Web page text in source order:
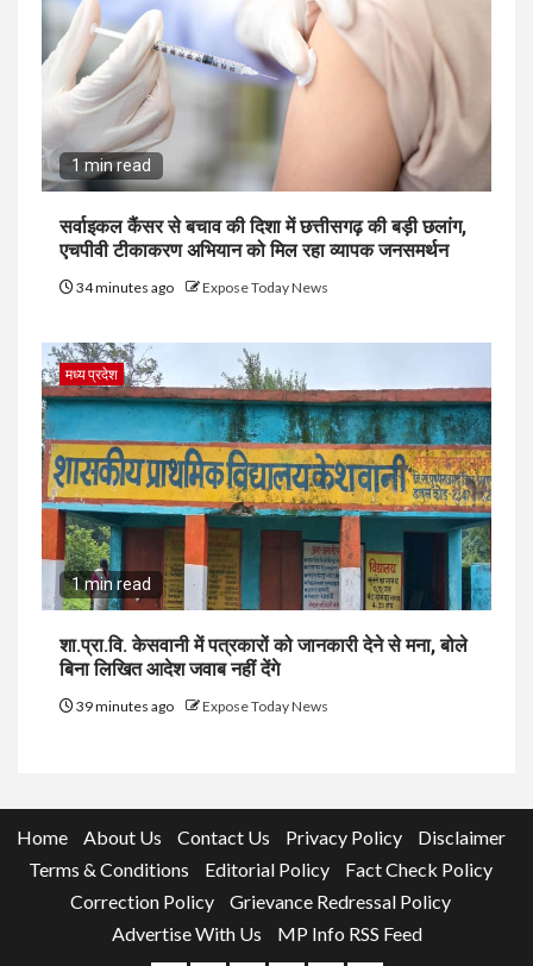
1 min read
सर्वाइकल कैंसर से बचाव की दिशा में छत्तीसगढ़ की बड़ी छलांग,
एचपीवी टीकाकरण अभियान को मिल रहा व्यापक जनसमर्थन
34 minutes ago Expose Today News
मध्य प्रदेश
1 min read
शा.प्रा.वि. केसवानी में पत्रकारों को जानकारी देने से मना, बोले
बिना लिखित आदेश जवाब नहीं देंगे
39 minutes ago Expose Today News
Home About Us Contact Us Privacy Policy
Disclaimer
Terms & Conditions
Editorial Policy
Fact Check Policy
Correction Policy
Grievance Redressal Policy
Advertise With Us
MP Info RSS Feed